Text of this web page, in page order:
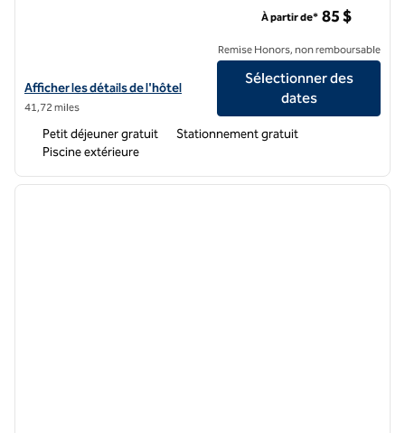
Afficher les détails de l'hôtel Hampton Inn & Suites Jackson
Afficher les détails de l'hôtel
41,72 miles
À partir de* 85 $
Remise Honors, non remboursable
Sélectionner des
dates
Petit déjeuner gratuit
Stationnement gratuit
Piscine extérieure
1 sur 12